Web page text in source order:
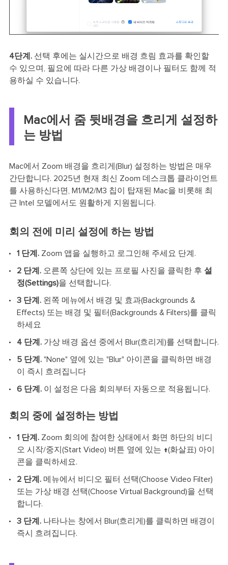
4단계. 선택 후에는 실시간으로 배경 흐림 효과를 확인할
수 있으며, 필요에 따라 다른 가상 배경이나 필터도 함께 적
용하실 수 있습니다.
Mac에서 줌 뒷배경을 흐리게 설정하
는 방법
Mac에서 Zoom 배경을 흐리게(Blur) 설정하는 방법은 매우
간단합니다. 2025년 현재 최신 Zoom 데스크톱 클라이언트
를 사용하신다면, M1/M2/M3 칩이 탑재된 Mac을 비롯해 최
근 Intel 모델에서도 원활하게 지원됩니다.
회의 전에 미리 설정에 하는 방법
1 단계.Zoom 앱을 실행하고 로그인해 주세요 단계.
2 단계. 오른쪽 상단에 있는 프로필 사진을 클릭한 후 설
정(Settings)을 선택합니다.
3 단계. 왼쪽 메뉴에서 배경 및 효과(Backgrounds &
Effects) 또는 배경 및 필터(Backgrounds & Filters)를 클릭
하세요
4 단계. 가상 배경 옵션 중에서 Blur(흐리게)를 선택합니다.
5 단계."None" 옆에 있는 "Blur" 아이콘을 클릭하면 배경
이 즉시 흐려집니다
6 단계.이 설정은 다음 회의부터 자동으로 적용됩니다.
회의 중에 설정하는 방법
1 단계. Zoom 회의에 참여한 상태에서 화면 하단의 비디
오 시작/중지(Start Video) 버튼 옆에 있는 ↑(화살표) 아이
콘을 클릭하세요.
2 단계. 메뉴에서 비디오 필터 선택(Choose Video Filter)
또는 가상 배경 선택(Choose Virtual Background)을 선택
합니다.
3 단계. 나타나는 창에서 Blur(흐리게)를 클릭하면 배경이
즉시 흐려집니다.